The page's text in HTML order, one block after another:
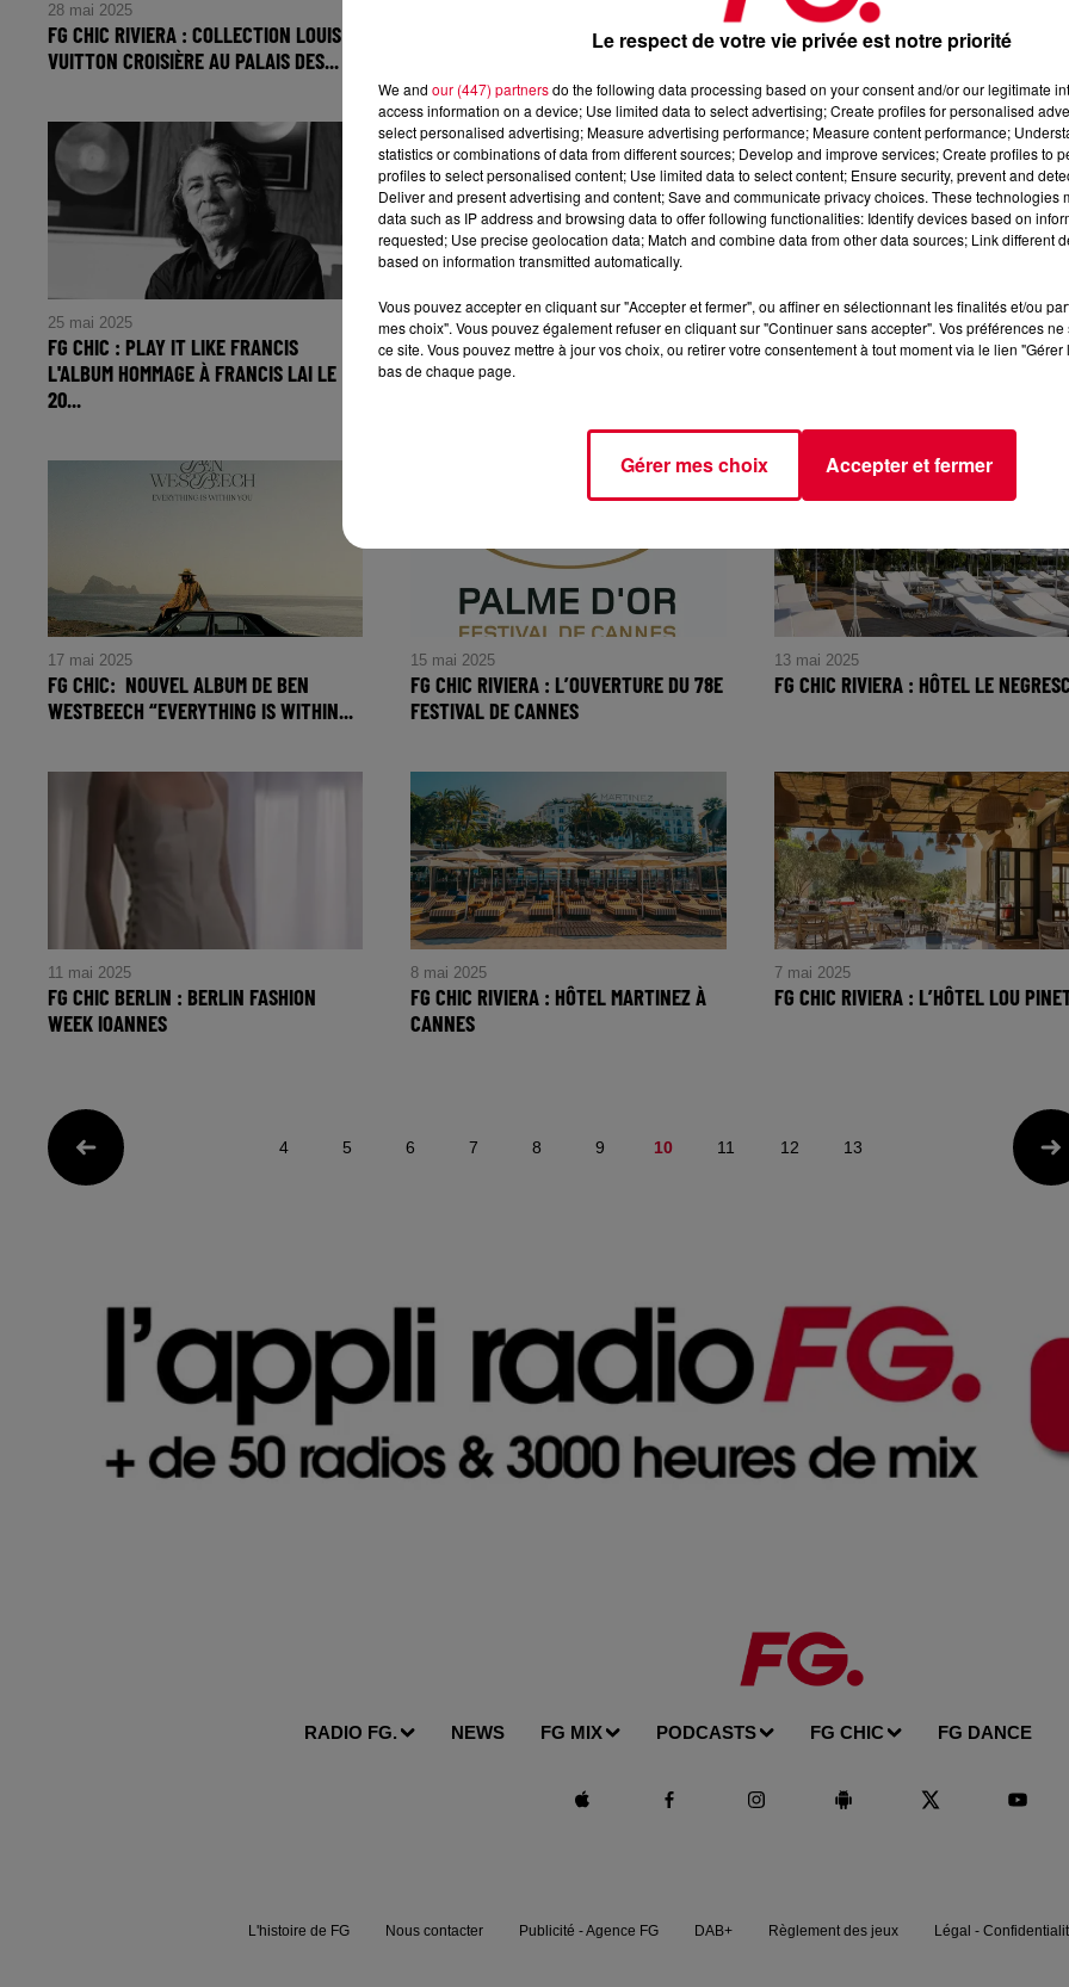
28 mai 2025
FG CHIC RIVIERA : COLLECTION LOUIS
VUITTON CROISIÈRE AU PALAIS DES...
Papes à Avignon
FG CHIC : PARCELS À WE LOVE GREEN
FG CHIC : PARCELS À WE LOVE
GREEN LE 7 JUIN ET EN
CONCERT À L'ACCOR ARENA LE
8 OCTOBRE
26 mai 2025
LES PLUS BEAUX HÔTELS 5 ÉTOILES
BORDEAUX
En quelques années l’offre
de Bordeaux, jusque là assez
pauvre, a fait un énorme bon en
avant. Des hôtels « historiques »
revus au goût du jour à...
25 mai 2025
FG CHIC : PLAY IT LIKE FRANCIS
L'ALBUM HOMMAGE À FRANCIS LAI LE
20...
juin prochain
20 mai 2025
FG CHIC: MYD ET SON NOUVEAU
SINGLE ALL THAT GLITTERS IS NOT
FG CHIC: MYD et son nouveau
single All That Glitters Is Not Gold
18 mai 2025
FG CHIC : LA KLASSIC D’ANNETTE :
90's House Garage le vendredi 23
17 mai 2025
FG CHIC: NOUVEL ALBUM DE BEN
WESTBEECH “EVERYTHING IS WITHIN...
Westbeech “Everything Is Within
You” chez Glitterbox Recordings
15 mai 2025
FG CHIC RIVIERA : L’OUVERTURE DU 78E
FESTIVAL DE CANNES
78e Festival de Cannes
13 mai 2025
FG CHIC RIVIERA : HÔTEL LE
11 mai 2025
FG CHIC BERLIN : BERLIN FASHION
WEEK IOANNES
8 mai 2025
FG CHIC RIVIERA : HÔTEL MARTINEZ À
CANNES
7 mai 2025
FG CHIC RIVIERA : L’HÔTEL LOU
4 5 6 7 8 9 10 11 12 13
RADIO FG. NEWS FG MIX PODCASTS FG CHIC FG DANCE
L'histoire de FG Nous contacter Publicité - Agence FG DAB+ Règlement des jeux Légal -
Le respect de votre vie privée est notre priorité
We and our (447) partnersdo the following data processing based on your consent and/or our legitimate
access information on a device; Use limited data to select advertising; Create profiles for personalised
select personalised advertising; Measure advertising performance; Measure content performance;
statistics or combinations of data from different sources; Develop and improve services; Create profiles to
profiles to select personalised content; Use limited data to select content; Ensure security, prevent and
Deliver and present advertising and content; Save and communicate privacy choices. These technologies
data such as IP address and browsing data to offer following functionalities: Identify devices based on
requested; Use precise geolocation data; Match and combine data from other data sources; Link different
based on information transmitted automatically.
Vous pouvez accepter en cliquant sur "Accepter et fermer", ou affiner en sélectionnant les finalités et/ou
mes choix". Vous pouvez également refuser en cliquant sur "Continuer sans accepter". Vos préférences
ce site. Vous pouvez mettre à jour vos choix, ou retirer votre consentement à tout moment via le lien
bas de chaque page.
Gérer mes choix Accepter et fermer